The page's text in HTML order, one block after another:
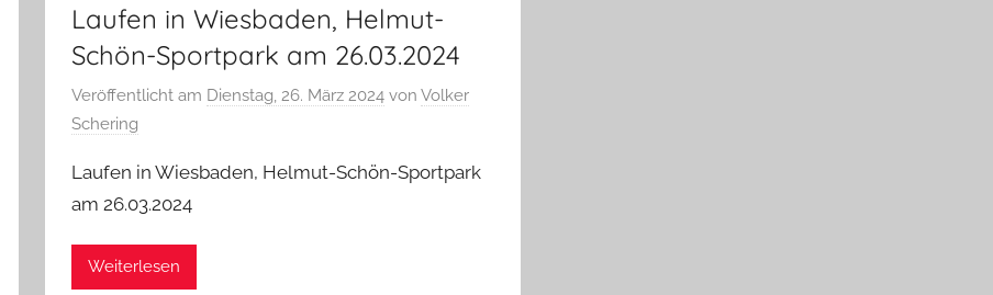
Laufen in Wiesbaden, Helmut-
Schön-Sportpark am 26.03.2024
Veröffentlicht am Dienstag, 26. März 2024 vonVolker
Schering
Laufen in Wiesbaden, Helmut-Schön-Sportpark
am 26.03.2024
Weiterlesen